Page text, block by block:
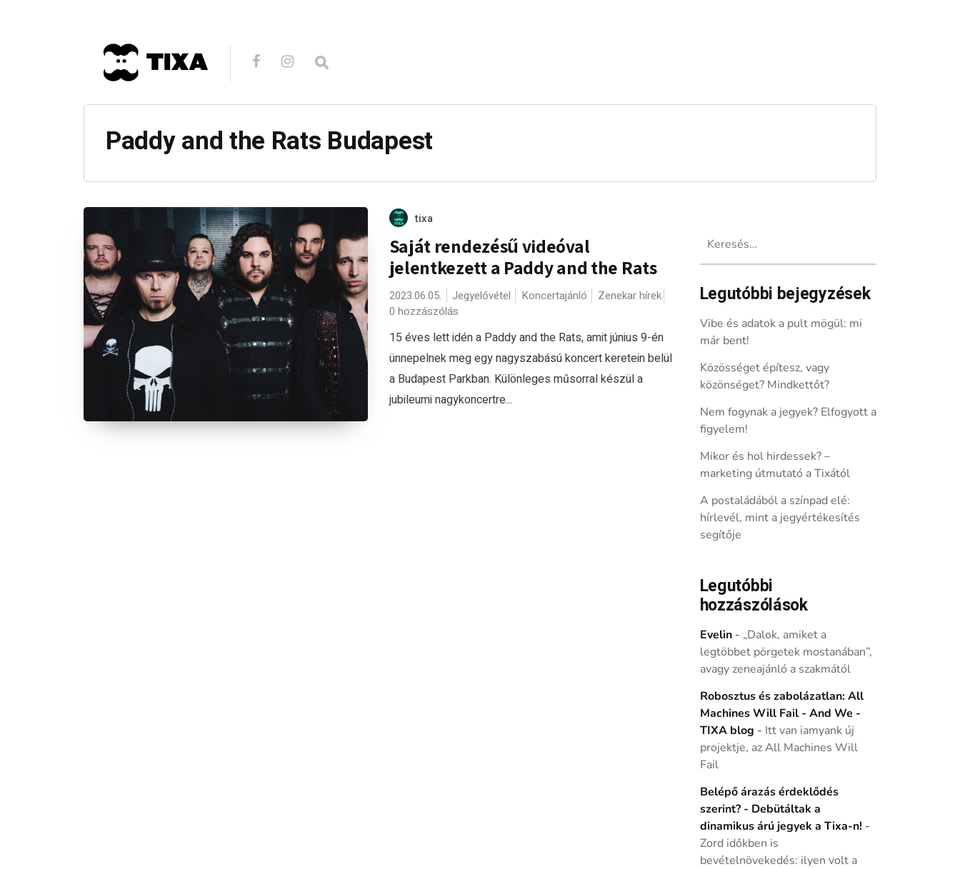
Paddy and the Rats Budapest
tixa
Saját rendezésű videóval
jelentkezett a Paddy and the Rats
2023.06.05. Jegyelővétel Koncertajánló
Zenekar hírek
0 hozzászólás
15 éves lett idén a Paddy and the Rats, amit június 9-én
ünnepelnek meg egy nagyszabású koncert keretein belül
a Budapest Parkban. Különleges műsorral készül a
jubileumi nagykoncertre...
Legutóbbi bejegyzések
Vibe és adatok a pult mögül: mi
már bent!
Közösséget építesz, vagy
közönséget? Mindkettőt?
Nem fogynak a jegyek? Elfogyott a
figyelem!
Mikor és hol hirdessek? –
marketing útmutató a Tixától
A postaládából a színpad elé:
hírlevél, mint a jegyértékesítés
segítője
Legutóbbi
hozzászólások
Evelin- „Dalok, amiket a
legtöbbet pörgetek mostanában”,
avagy zeneajánló a szakmától
Robosztus és zabolázatlan: All
Machines Will Fail - And We -
TIXA blog - Itt van iamyank új
projektje, az All Machines Will
Fail
Belépő árazás érdeklődés
szerint? - Debütáltak a
dinamikus árú jegyek a Tixa-n! -
Zord időkben is
bevételnövekedés: ilyen volt a